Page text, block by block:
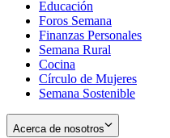
window
new
window
Educación
Foros Semana
Finanzas Personales
Semana Rural
Cocina
Círculo de Mujeres
Semana Sostenible
Acerca de nosotros